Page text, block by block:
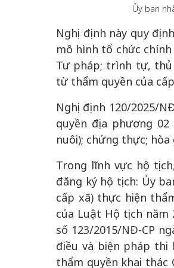
Ủy ban
Nghị định này quy
mô hình tổ chức
Tư pháp; trình tự, thủ
từ thẩm quyền của
Nghị định 120/2025/
quyền địa phương
nuôi); chứng thực;
Trong lĩnh vực hộ
đăng ký hộ tịch: Ủy
cấp xã) thực hiện
của Luật Hộ tịch năm
số 123/2015/NĐ-CP
điều và biện pháp thi
thẩm quyền khai
Hà Nội vững bước vào
không gian phát triển
mới - Kỳ 5: Thủ đô qua
lăng kính số hóa